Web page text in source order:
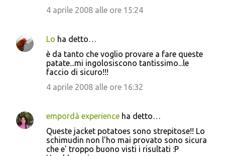
4 aprile 2008 alle ore 15:24
Lo ha detto…
è da tanto che voglio provare a fare queste
patate...mi ingolosiscono tantissimo...le
faccio di sicuro!!!
4 aprile 2008 alle ore 16:32
empordà experience ha detto…
Queste jacket potatoes sono strepitose!! Lo
schimudin non l'ho mai provato sono sicura
che e' troppo buono visti i risultati :P